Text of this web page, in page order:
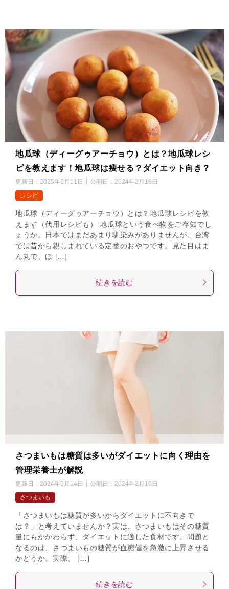
地瓜球（ディーグゥアーチョウ）とは？地瓜球レシ
ピを教えます！地瓜球は痩せる？ダイエット向き？
更新日： 2025年6月11日 公開日： 2024年2月18日
レシピ
地瓜球（ディーグゥアーチョウ）とは？地瓜球レシピを教
えます（代用レシピも） 地瓜球という食べ物をご存知でし
ょうか。日本ではまだあまり馴染みがありませんが、台湾
では昔から親しまれている定番のおやつです。見た目はま
ん丸で、ほ […]
続きを読む
さつまいもは糖質は多いがダイエットに向く理由を
管理栄養士が解説
更新日： 2024年9月14日 公開日： 2024年2月10日
さつまいも
「さつまいもは糖質が多いからダイエットに不向きで
は？」と考えていませんか？実は、さつまいもはその糖質
量にもかかわらず、ダイエットに適した食材です。問題と
なるのは、さつまいもの糖質が血糖値を急激に上昇させる
かどうか。実際、 […]
続きを読む